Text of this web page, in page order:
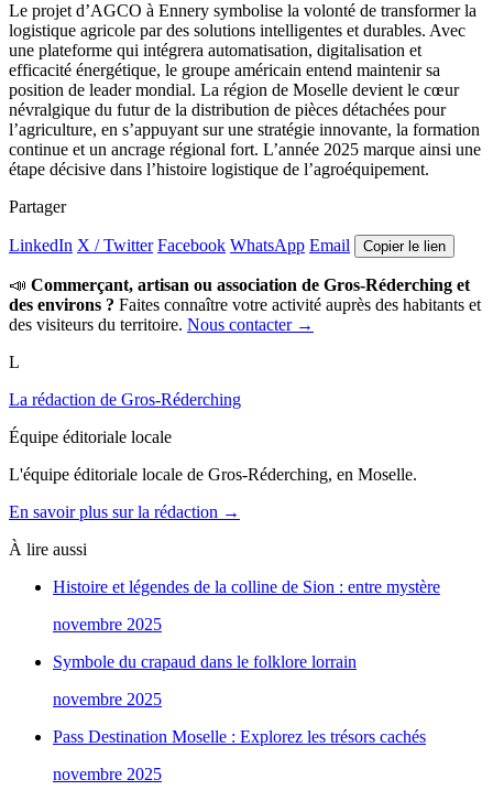
Le projet d’AGCO à Ennery symbolise la volonté de transformer la
logistique agricole par des solutions intelligentes et durables. Avec
une plateforme qui intégrera automatisation, digitalisation et
efficacité énergétique, le groupe américain entend maintenir sa
position de leader mondial. La région de Moselle devient le cœur
névralgique du futur de la distribution de pièces détachées pour
l’agriculture, en s’appuyant sur une stratégie innovante, la formation
continue et un ancrage régional fort. L’année 2025 marque ainsi une
étape décisive dans l’histoire logistique de l’agroéquipement.
Partager
LinkedIn X / Twitter Facebook WhatsApp Email Copier le lien
📣 Commerçant, artisan ou association de Gros-Réderching et
des environs ? Faites connaître votre activité auprès des habitants et
des visiteurs du territoire. Nous contacter →
L
La rédaction de Gros-Réderching
Équipe éditoriale locale
L'équipe éditoriale locale de Gros-Réderching, en Moselle.
En savoir plus sur la rédaction →
À lire aussi
Histoire et légendes de la colline de Sion : entre mystère
novembre 2025
Symbole du crapaud dans le folklore lorrain
novembre 2025
Pass Destination Moselle : Explorez les trésors cachés
novembre 2025